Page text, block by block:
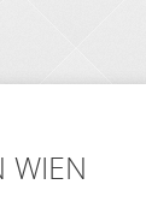
WIEN